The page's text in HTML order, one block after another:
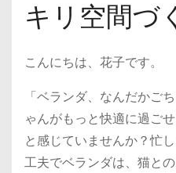
キリ空間づ
こんにちは、花子です。
「ベランダ、なんだかご
ゃんがもっと快適に過ご
と感じていませんか？忙
工夫でベランダは、猫と